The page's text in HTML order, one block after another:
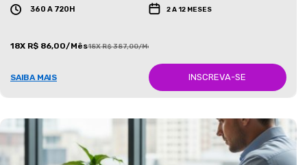
360 A 720H 2 A 12 MESES
18X R$ 86,00/Mês18X R$ 387,00/Mês
SAIBA MAIS INSCREVA-SE